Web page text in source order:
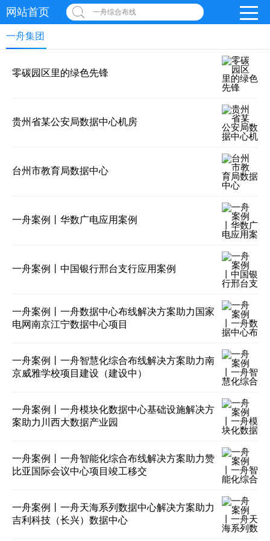
网站首页 一舟综合布线
一舟集团
零碳园区里的绿色先锋
贵州省某公安局数据中心机房
台州市教育局数据中心
一舟案例丨华数广电应用案例
一舟案例丨中国银行邢台支行应用案例
一舟案例丨一舟数据中心布线解决方案助力国家
电网南京江宁数据中心项目
一舟案例丨一舟智慧化综合布线解决方案助力南
京威雅学校项目建设（建设中）
一舟案例丨一舟模块化数据中心基础设施解决方
案助力川西大数据产业园
一舟案例丨一舟智能化综合布线解决方案助力赞
比亚国际会议中心项目竣工移交
一舟案例丨一舟天海系列数据中心解决方案助力
吉利科技（长兴）数据中心